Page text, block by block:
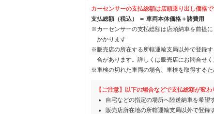
カーセンサーの支払総額は店頭乗り出し価格
支払総額（税込） ＝ 車両本体価格＋諸費用
※カーセンサーの支払総額は店頭納車を前提
かかります
※販売店の所在する所轄運輸支局以外で登録
合があります。詳しくは販売店にお問合せ
※車検の切れた車両の場合、車検を取得する
【ご注意】以下の場合などで支払総額が変わ
自宅などの指定の場所へ陸送納車を希望
販売店所在地の所轄運輸支局以外で登録